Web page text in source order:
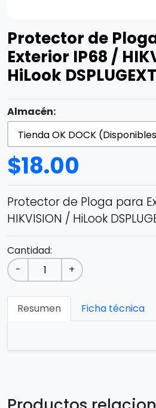
Protector de
Exterior IP68 /
HiLook DSPLUGEXT
Almacén:
$18.00
Protector de Ploga para
HIKVISION / HiLook
Cantidad:
-
+
Resumen Ficha técnica